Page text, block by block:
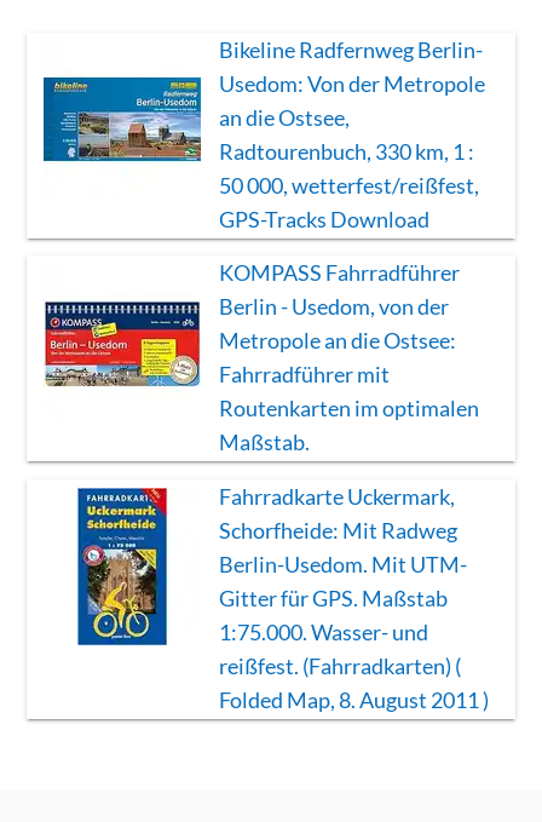
Bikeline Radfernweg Berlin-
Usedom: Von der Metropole
an die Ostsee,
Radtourenbuch, 330 km, 1 :
50 000, wetterfest/reißfest,
GPS-Tracks Download
KOMPASS Fahrradführer
Berlin - Usedom, von der
Metropole an die Ostsee:
Fahrradführer mit
Routenkarten im optimalen
Maßstab.
Fahrradkarte Uckermark,
Schorfheide: Mit Radweg
Berlin-Usedom. Mit UTM-
Gitter für GPS. Maßstab
1:75.000. Wasser- und
reißfest. (Fahrradkarten) (
Folded Map, 8. August 2011 )